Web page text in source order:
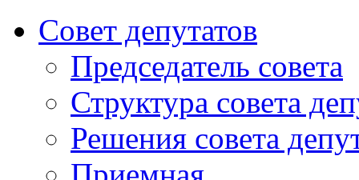
Совет депутатов
Председатель совета
Структура совета
Решения совета